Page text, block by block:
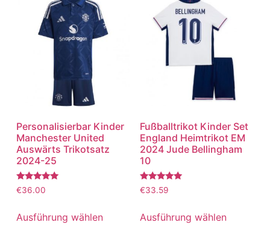
Personalisierbar Kinder
Manchester United
Auswärts Trikotsatz
2024-25
Bewertet
mit
von 5
€36.00
Ausführung wählen
Fußballtrikot Kinder Set
England Heimtrikot EM
2024 Jude Bellingham
10
Bewertet
mit
von 5
€33.59
Ausführung wählen